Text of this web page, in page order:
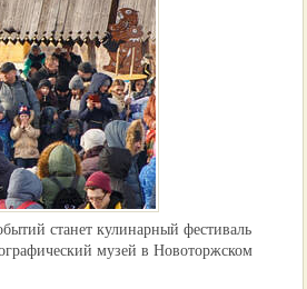
станет кулинарный фестиваль
музей в Новоторжском